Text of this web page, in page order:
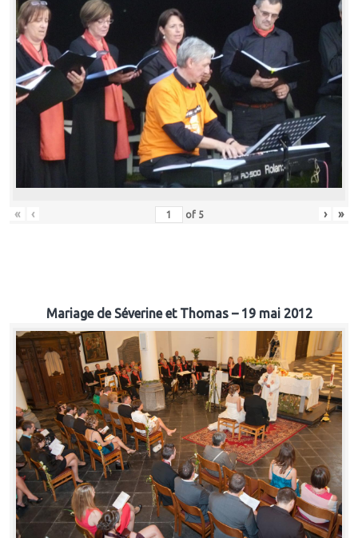
« ‹ of 5 › »
Mariage de Séverine et Thomas – 19 mai 2012